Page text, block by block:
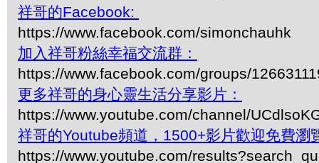
祥哥的Facebook:
https://www.facebook.com/simonchauhk
加入祥哥粉絲幸福交流群：
https://www.facebook.com/groups/
更多祥哥的身心靈生活分享影片：
https://www.youtube.com/channel/
祥哥的Youtube頻道，1500+影片歡迎免費瀏
https://www.youtube.com/